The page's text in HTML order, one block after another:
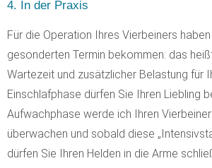
4. In der Praxis
Für die Operation Ihres Vierbeiners
gesonderten Termin bekommen: das
Wartezeit und zusätzlicher Belastung für
Einschlafphase dürfen Sie Ihren Liebling
Aufwachphase werde ich Ihren
überwachen und sobald diese
dürfen Sie Ihren Helden in die Arme